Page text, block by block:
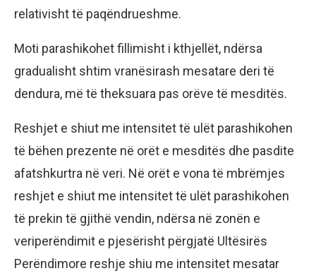
relativisht të paqëndrueshme.
Moti parashikohet fillimisht i kthjellët, ndërsa
gradualisht shtim vranësirash mesatare deri të
dendura, më të theksuara pas orëve të mesditës.
Reshjet e shiut me intensitet të ulët parashikohen
të bëhen prezente në orët e mesditës dhe pasdite
afatshkurtra në veri. Në orët e vona të mbrëmjes
reshjet e shiut me intensitet të ulët parashikohen
të prekin të gjithë vendin, ndërsa në zonën e
veriperëndimit e pjesërisht përgjatë Ultësirës
Perëndimore reshje shiu me intensitet mesatar